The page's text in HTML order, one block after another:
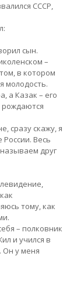
СССР,
сын.
–
в котором
молодость.
а Казак – его
сразу скажу, я
Весь
друг
тому, как
– полковник
и учился в
Он у меня